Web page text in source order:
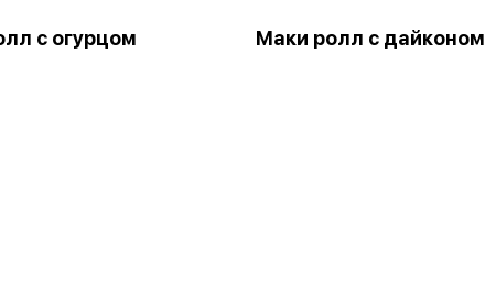
с огурцом Маки ролл с дайконом